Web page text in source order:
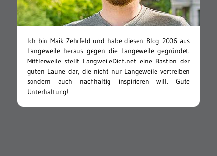
Ich bin Maik Zehrfeld und habe diesen Blog 2006 aus
Langeweile heraus gegen die Langeweile gegründet.
Mittlerweile stellt LangweileDich.net eine Bastion der
guten Laune dar, die nicht nur Langeweile vertreiben
sondern auch nachhaltig inspirieren will. Gute
Unterhaltung!